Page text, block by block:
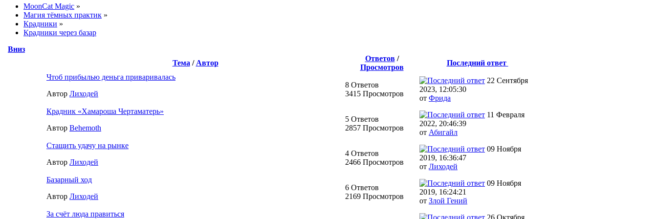
MoonCat Magic »
Магия тёмных практик »
Крадники »
Крадники через базар
Вниз
Тема / Автор
Ответов/
Просмотров
Последний ответ
Чтоб прибылью деньга приваривалась
Автор Лиходей
8 Ответов
3415 Просмотров
22 Сентября
2023, 12:05:30
от Фрида
Крадник «Хамароша Чертаматерь»
Автор Behemoth
5 Ответов
2857 Просмотров
11 Февраля
2022, 20:46:39
от Абигайл
Стащить удачу на рынке
Автор Лиходей
4 Ответов
2466 Просмотров
09 Ноября
2019, 16:36:47
от Лиходей
Базарный ход
Автор Лиходей
6 Ответов
2169 Просмотров
09 Ноября
2019, 16:24:21
от Злой Гений
За счёт люда правиться
26 Октября